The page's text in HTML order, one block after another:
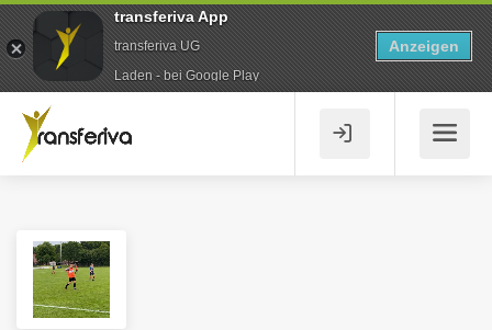
transferiva App
transferiva UG
Laden - bei Google Play
Anzeigen